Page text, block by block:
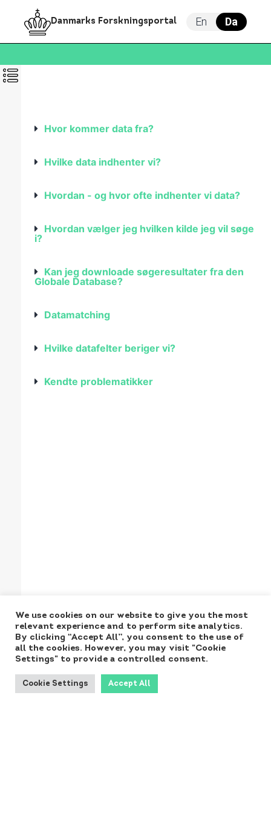
Danmarks Forskningsportal En Da
Hvor kommer data fra?
Hvilke data indhenter vi?
Hvordan - og hvor ofte indhenter vi data?
Hvordan vælger jeg hvilken kilde jeg vil søge
i?
Kan jeg downloade søgeresultater fra den
Globale Database?
Datamatching
Hvilke datafelter beriger vi?
Kendte problematikker
We use cookies on our website to give you the most
relevant experience and to perform site analytics.
By clicking “Accept All”, you consent to the use of
all the cookies. However, you may visit "Cookie
Settings" to provide a controlled consent.
Cookie Settings Accept All